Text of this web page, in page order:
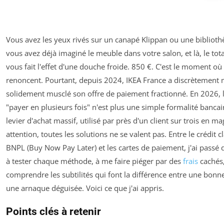
Vous avez les yeux rivés sur un canapé Klippan ou une
vous avez déjà imaginé le meuble dans votre salon, et là, le
vous fait l'effet d'une douche froide. 850 €. C'est le moment où
renoncent. Pourtant, depuis 2024, IKEA France a discrètement
solidement musclé son offre de paiement fractionné. En 2026,
"payer en plusieurs fois" n'est plus une simple formalité
levier d'achat massif, utilisé par près d'un client sur trois en
attention, toutes les solutions ne se valent pas. Entre le crédit
BNPL (Buy Now Pay Later) et les cartes de paiement, j'ai passé
à tester chaque méthode, à me faire piéger par des frais
comprendre les subtilités qui font la différence entre une
une arnaque déguisée. Voici ce que j'ai appris.
Points clés à retenir